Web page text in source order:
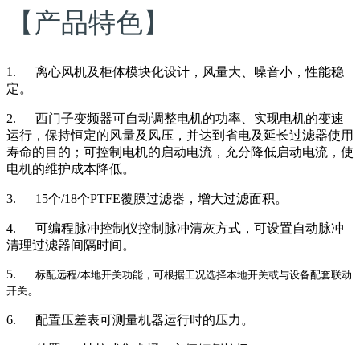
【产品特色】
1. 离心风机及柜体模块化设计，风量大、 噪音小 ，性能稳
定。
2. 西门子变频器可自动调整电机的功率、 实现电机的变速
运行 ， 保持恒定的风量及风压 ， 并达到省电及延长过滤器使用
寿命的目的 ； 可控制电机的启动电流 ， 充分降低启动电流 ， 使
电机的维护成本降低。
3. 15个/18个PTFE覆膜过滤器 ， 增大过滤面积。
4. 可编程脉冲控制仪控制脉冲清灰方式 ， 可设置自动脉冲
清理过滤器间隔时间 。
5. 标配远程/本地开关功能 ， 可根据工况选择本地开关或与设备配套联动
开关。
6. 配置压差表可测量机器运行时的压力。